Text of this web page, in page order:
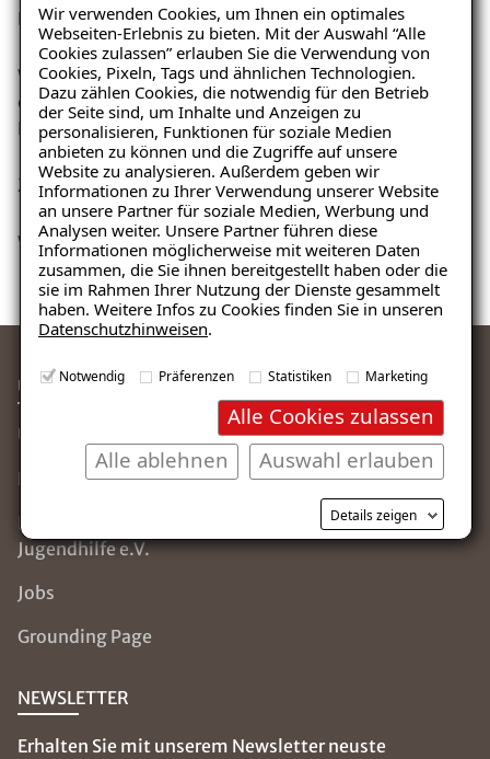
Wir verwenden Cookies, um Ihnen ein optimales
Webseiten-Erlebnis zu bieten. Mit der Auswahl “Alle
Cookies zulassen” erlauben Sie die Verwendung von
Cookies, Pixeln, Tags und ähnlichen Technologien.
Dazu zählen Cookies, die notwendig für den Betrieb
der Seite sind, um Inhalte und Anzeigen zu
personalisieren, Funktionen für soziale Medien
anbieten zu können und die Zugriffe auf unsere
Website zu analysieren. Außerdem geben wir
Informationen zu Ihrer Verwendung unserer Website
an unsere Partner für soziale Medien, Werbung und
Analysen weiter. Unsere Partner führen diese
Informationen möglicherweise mit weiteren Daten
zusammen, die Sie ihnen bereitgestellt haben oder die
sie im Rahmen Ihrer Nutzung der Dienste gesammelt
haben. Weitere Infos zu Cookies finden Sie in unseren
Datenschutzhinweisen.
Notwendig Präferenzen Statistiken Marketing
Alle Cookies zulassen
Auswahl erlauben
Alle ablehnen
Details zeigen
Dann bist du bei uns genau richtig
Wir bieten dir die Möglichkeit, deine Fähigkeiten
einzubringen und gemeinsam an spannenden
Projekten zu arbeiten.
Zögere nicht und bewirb dich noch heute
Wir freuen uns auf dich
ÜBER ISOTEC
Über uns
Leistungen
ISOTEC
Jugendhilfe e.V.
Jobs
Grounding Page
SERVICE & HILFE
Die ISOTEC-Gruppe
Häufige Fragen (FAQ)
NEWSLETTER
Erhalten Sie mit unserem Newsletter neuste